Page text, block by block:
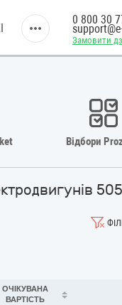
Замовити
0 800 30
Відбори
ОЧІКУВАНА
ВАРТІСТЬ